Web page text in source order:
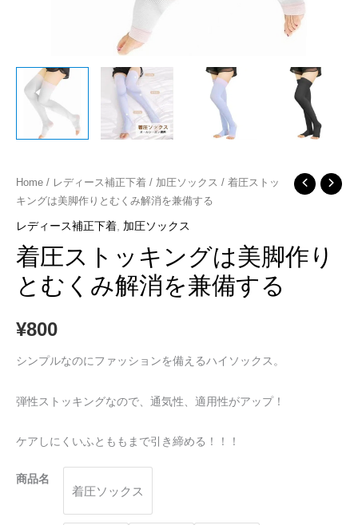
Home / レディース補正下着 / 加圧ソックス / 着圧ストッ
キングは美脚作りとむくみ解消を兼備する
レディース補正下着 加圧ソックス
着圧ストッキングは美脚作り
とむくみ解消を兼備する
¥800
シンプルなのにファッションを備えるハイソックス。
弾性ストッキングなので、通気性、適用性がアップ！
ケアしにくいふとももまで引き締める！！！
商品名
着圧ソックス
着
圧
ス
ト
ッ
キ
グ
美
作
む